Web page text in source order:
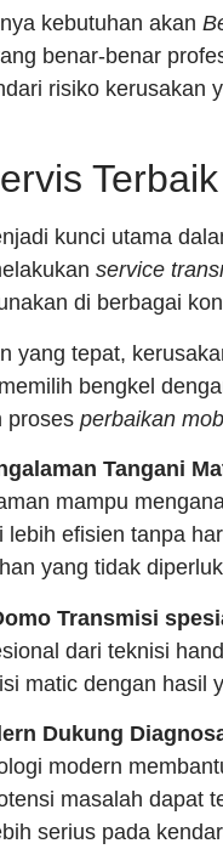
kebutuhan akan
benar-benar
risiko kerusakan
kunci utama
service
di berbagai
yang tepat,
bengkel
proses perbaikan
Tangani
mampu
lebih efisien tanpa
yang tidak
Transmisi
dari teknisi
matic dengan hasil
Dukung
modern
masalah dapat
serius pada